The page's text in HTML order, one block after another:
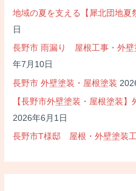
地域の夏を支える【犀北団地夏
日
長野市 雨漏り 屋根工事・外
年7月10日
長野市 外壁塗装・屋根塗装
【長野市外壁塗装・屋根塗装
2026年6月1日
長野市T様邸 屋根・外壁塗装